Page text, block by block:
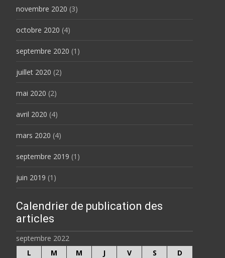
novembre 2020 (3)
octobre 2020 (4)
septembre 2020 (1)
juillet 2020 (2)
mai 2020 (2)
avril 2020 (4)
mars 2020 (4)
septembre 2019 (1)
juin 2019 (1)
Calendrier de publication des
articles
septembre 2022
L
M M J V S D